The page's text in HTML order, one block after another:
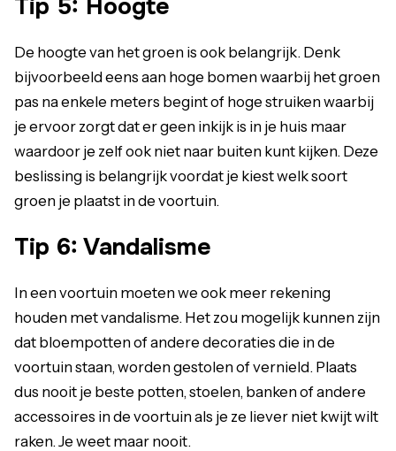
Tip 5: Hoogte
De hoogte van het groen is ook belangrijk. Denk
bijvoorbeeld eens aan hoge bomen waarbij het groen
pas na enkele meters begint of hoge struiken waarbij
je ervoor zorgt dat er geen inkijk is in je huis maar
waardoor je zelf ook niet naar buiten kunt kijken. Deze
beslissing is belangrijk voordat je kiest welk soort
groen je plaatst in de voortuin.
Tip 6: Vandalisme
In een voortuin moeten we ook meer rekening
houden met vandalisme. Het zou mogelijk kunnen zijn
dat bloempotten of andere decoraties die in de
voortuin staan, worden gestolen of vernield. Plaats
dus nooit je beste potten, stoelen, banken of andere
accessoires in de voortuin als je ze liever niet kwijt wilt
raken. Je weet maar nooit.